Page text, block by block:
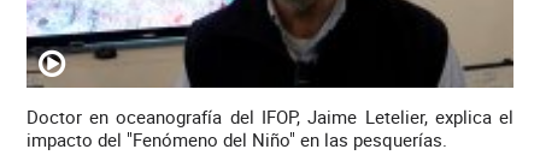
Doctor en oceanografía del IFOP, Jaime Letelier, explica el
impacto del "Fenómeno del Niño" en las pesquerías.